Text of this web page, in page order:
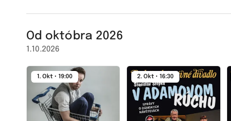
Od októbra 2026
1.10.2026
1. Okt • 19:00 2. Okt • 16:30